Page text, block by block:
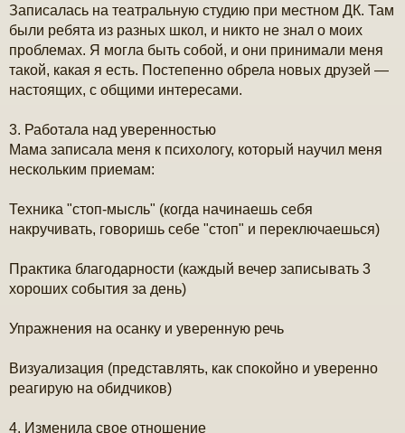
Записалась на театральную студию при местном ДК. Там
были ребята из разных школ, и никто не знал о моих
проблемах. Я могла быть собой, и они принимали меня
такой, какая я есть. Постепенно обрела новых друзей —
настоящих, с общими интересами.
3. Работала над уверенностью
Мама записала меня к психологу, который научил меня
нескольким приемам:
Техника "стоп-мысль" (когда начинаешь себя
накручивать, говоришь себе "стоп" и переключаешься)
Практика благодарности (каждый вечер записывать 3
хороших события за день)
Упражнения на осанку и уверенную речь
Визуализация (представлять, как спокойно и уверенно
реагирую на обидчиков)
4. Изменила свое отношение